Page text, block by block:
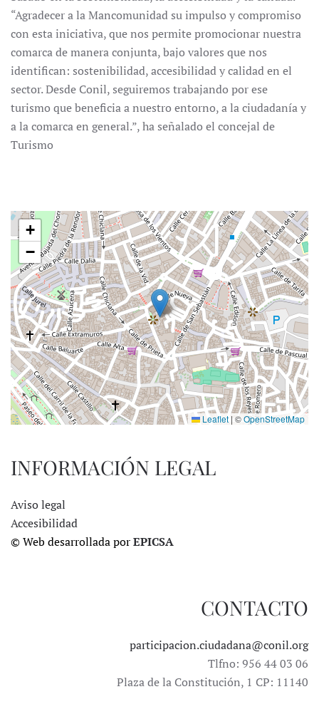
“Agradecer a la Mancomunidad su impulso y compromiso
con esta iniciativa, que nos permite promocionar nuestra
comarca de manera conjunta, bajo valores que nos
identifican: sostenibilidad, accesibilidad y calidad en el
sector. Desde Conil, seguiremos trabajando por ese
turismo que beneficia a nuestro entorno, a la ciudadanía y
a la comarca en general.”, ha señalado el concejal de
Turismo
+
−
Leaflet | ©OpenStreetMap
INFORMACIÓN LEGAL
Aviso legal
Accesibilidad
© Web desarrollada porEPICSA
CONTACTO
participacion.ciudadana@conil.org
Tlfno: 956 44 03 06
Plaza de la Constitución, 1 CP: 11140